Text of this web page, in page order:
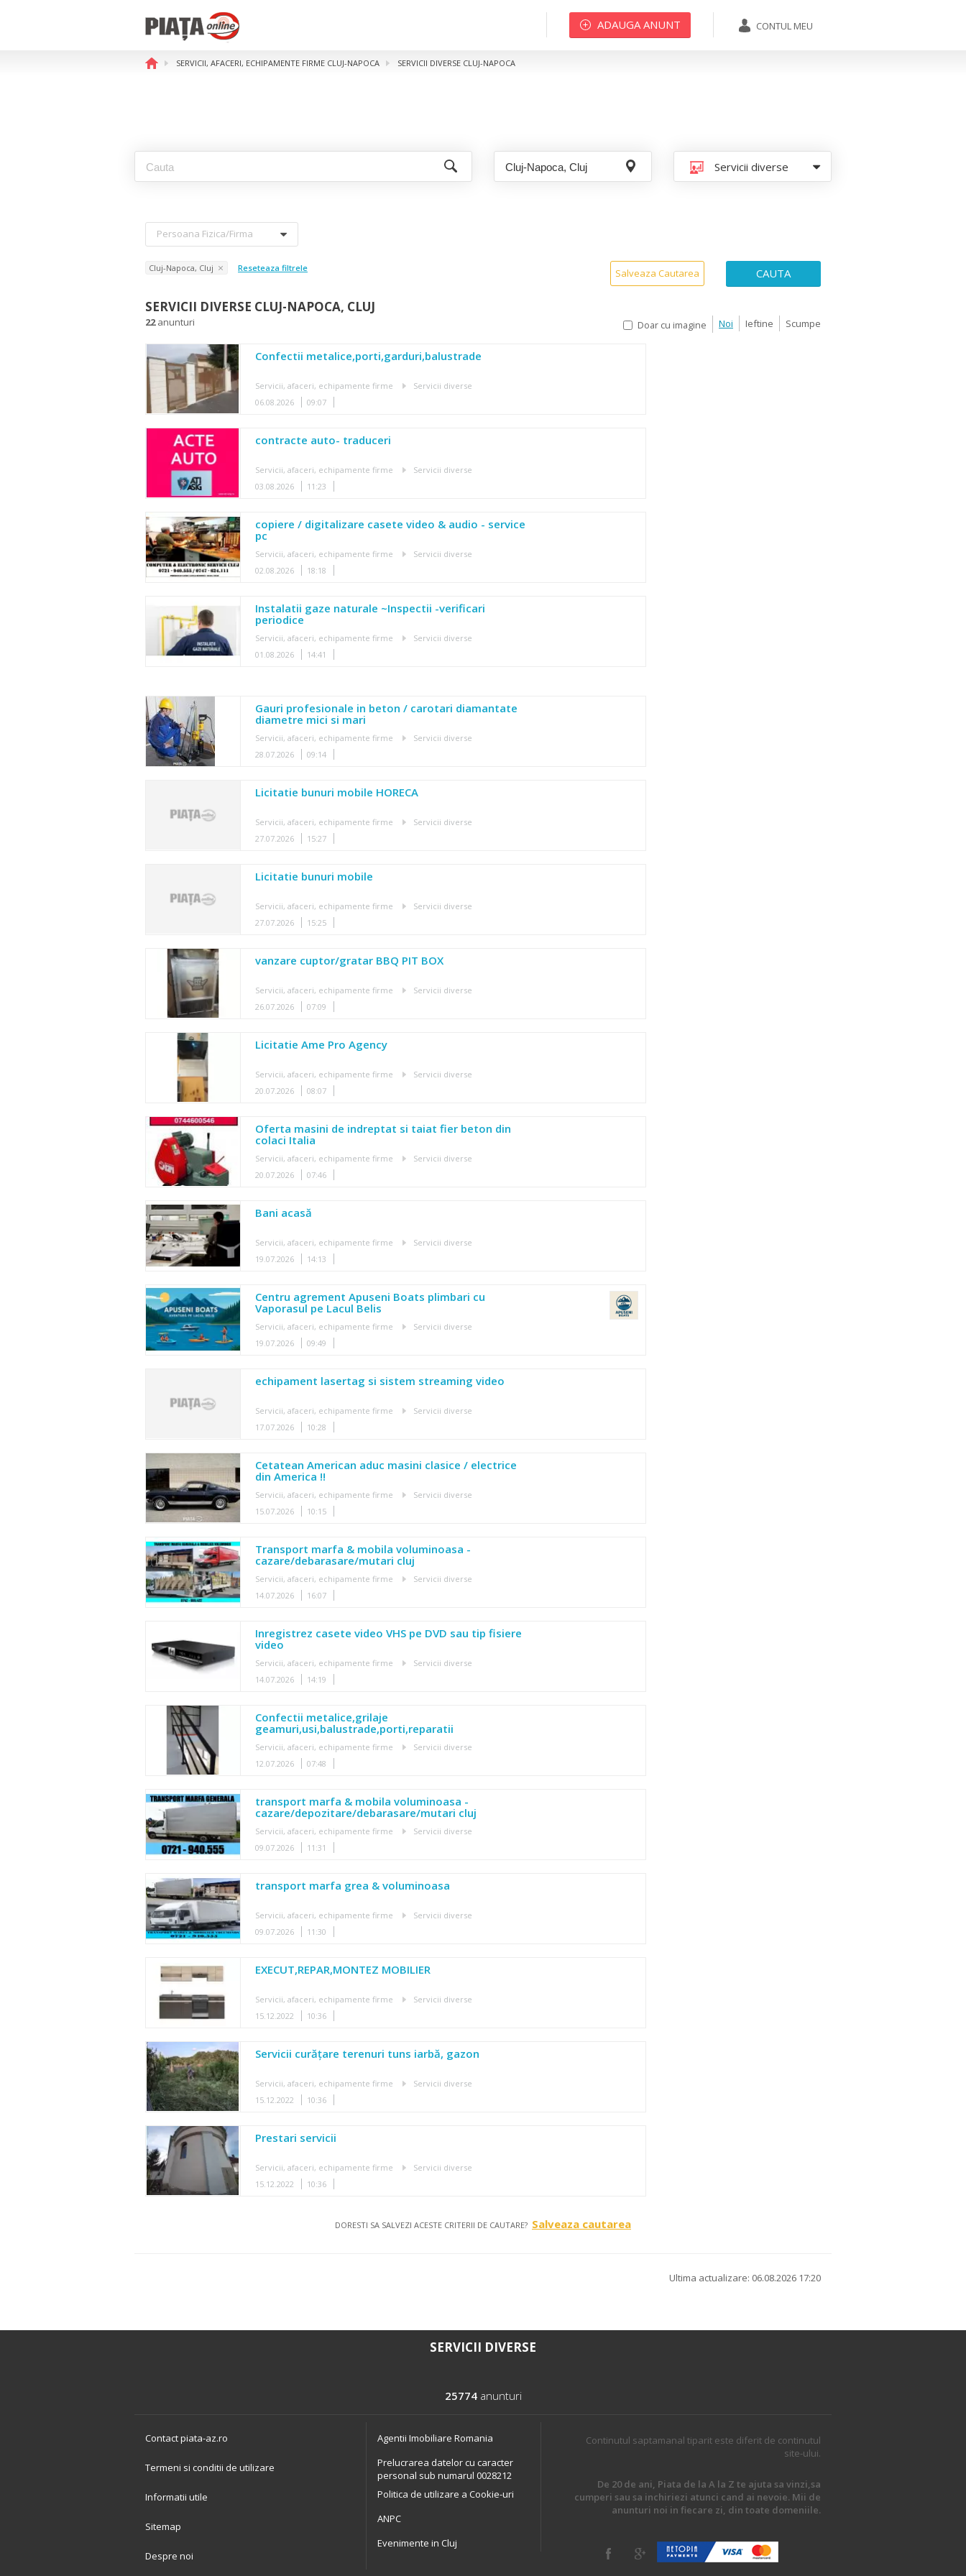
CONTUL MEU
ADAUGA ANUNT
SERVICII, AFACERI, ECHIPAMENTE FIRME CLUJ-NAPOCA SERVICII DIVERSE CLUJ-NAPOCA
Servicii diverse
Persoana Fizica/firma
Cluj-Napoca, Cluj Reseteaza filtrele Salveaza Cautarea CAUTA
SERVICII DIVERSE CLUJ-NAPOCA, CLUJ
22anunturi Doar cu imagine Noi Ieftine Scumpe
Confectii metalice,porti,garduri,balustrade
Servicii, afaceri, echipamente firme
Servicii diverse
06.08.2026
09:07
contracte auto- traduceri
Servicii, afaceri, echipamente firme
Servicii diverse
03.08.2026
11:23
copiere / digitalizare casete video & audio - service
pc
Servicii, afaceri, echipamente firme
Servicii diverse
02.08.2026
18:18
Instalatii gaze naturale ~Inspectii -verificari
periodice
Servicii, afaceri, echipamente firme
Servicii diverse
01.08.2026
14:41
Gauri profesionale in beton / carotari diamantate
diametre mici si mari
Servicii, afaceri, echipamente firme
Servicii diverse
28.07.2026
09:14
Licitatie bunuri mobile HORECA
Servicii, afaceri, echipamente firme
Servicii diverse
27.07.2026
15:27
Licitatie bunuri mobile
Servicii, afaceri, echipamente firme
Servicii diverse
27.07.2026
15:25
vanzare cuptor/gratar BBQ PIT BOX
Servicii, afaceri, echipamente firme
Servicii diverse
26.07.2026
07:09
Licitatie Ame Pro Agency
Servicii, afaceri, echipamente firme
Servicii diverse
20.07.2026
08:07
Oferta masini de indreptat si taiat fier beton din
colaci Italia
Servicii, afaceri, echipamente firme
Servicii diverse
20.07.2026
07:46
Bani acasă
Servicii, afaceri, echipamente firme
Servicii diverse
19.07.2026
14:13
Centru agrement Apuseni Boats plimbari cu
Vaporasul pe Lacul Belis
Servicii, afaceri, echipamente firme
Servicii diverse
19.07.2026
09:49
echipament lasertag si sistem streaming video
Servicii, afaceri, echipamente firme
Servicii diverse
17.07.2026
10:28
Cetatean American aduc masini clasice / electrice
din America !!
Servicii, afaceri, echipamente firme
Servicii diverse
15.07.2026
10:15
Transport marfa & mobila voluminoasa -
cazare/debarasare/mutari cluj
Servicii, afaceri, echipamente firme
Servicii diverse
14.07.2026
16:07
Inregistrez casete video VHS pe DVD sau tip fisiere
video
Servicii, afaceri, echipamente firme
Servicii diverse
14.07.2026
14:19
Confectii metalice,grilaje
geamuri,usi,balustrade,porti,reparatii
Servicii, afaceri, echipamente firme
Servicii diverse
12.07.2026
07:48
transport marfa & mobila voluminoasa -
cazare/depozitare/debarasare/mutari cluj
Servicii, afaceri, echipamente firme
Servicii diverse
09.07.2026
11:31
transport marfa grea & voluminoasa
Servicii, afaceri, echipamente firme
Servicii diverse
09.07.2026
11:30
EXECUT,REPAR,MONTEZ MOBILIER
Servicii, afaceri, echipamente firme
Servicii diverse
15.12.2022
10:36
Servicii curățare terenuri tuns iarbă, gazon
Servicii, afaceri, echipamente firme
Servicii diverse
15.12.2022
10:36
Prestari servicii
Servicii, afaceri, echipamente firme
Servicii diverse
15.12.2022
10:36
DORESTI SA SALVEZI ACESTE CRITERII DE CAUTARE? Salveaza cautarea
Ultima actualizare: 06.08.2026 17:20
SERVICII DIVERSE
25774anunturi
Contact piata-az.ro
Termeni si conditii de utilizare
Informatii utile
Sitemap
Despre noi
Agentii Imobiliare Romania
Prelucrarea datelor cu caracter
personal sub numarul 0028212
Politica de utilizare a Cookie-uri
ANPC
Evenimente in Cluj
Continutul saptamanal tiparit este diferit de continutul
site-ului.
De 20 de ani, Piata de la A la Z te ajuta sa vinzi,sa
cumperi sau sa inchiriezi atunci cand ai nevoie. Mii de
anunturi noi in fiecare zi, din toate domeniile.